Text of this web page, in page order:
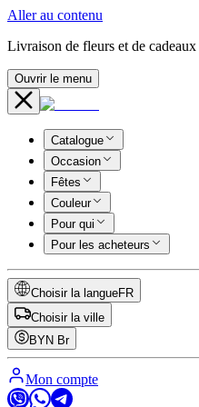
Aller au contenu
Livraison de fleurs et de
Ouvrir le menu
Catalogue
Occasion
Fêtes
Couleur
Pour qui
Pour les acheteurs
Choisir la langueFR
Choisir la ville
BYN Br
Mon compte